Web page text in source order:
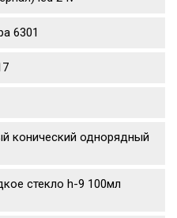
6301
конический однорядный
стекло h-9 100мл